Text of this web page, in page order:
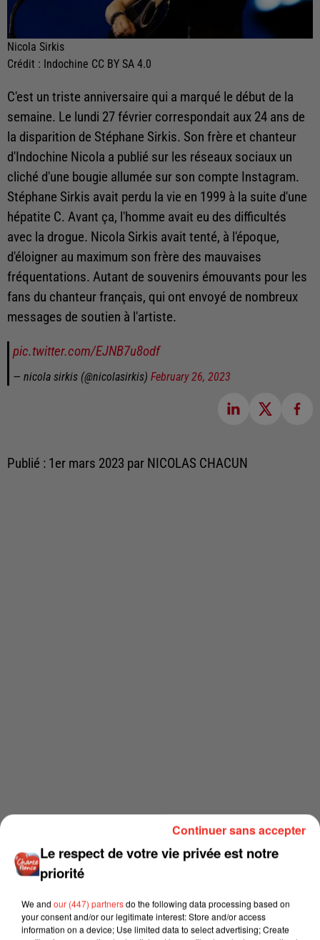
Nicola Sirkis
Crédit : Indochine CC BY SA 4.0
C'est un triste anniversaire qui a marqué le début de la
semaine. Le lundi 27 février correspondait aux 24 ans de
la disparition de Stéphane Sirkis. Son frère et chanteur
d'Indochine Nicola a publié sur les réseaux sociaux un
cliché d'une bougie allumée sur son compte Instagram.
Stéphane Sirkis avait perdu la vie en 1999 à la suite d'une
hépatite C. Avant ça, l'homme avait eu des difficultés
avec la drogue. Nicola Sirkis avait tenté, à l'époque,
d'éloigner au maximum son frère des mauvaises
fréquentations. Autant de souvenirs émouvants pour les
fans du chanteur français, qui ont envoyé de nombreux
messages de soutien à l'artiste.
pic.twitter.com/EJNB7u8odf
— nicola sirkis (@nicolasirkis) February 26, 2023
Publié : 1er mars 2023 par NICOLAS CHACUN
Le respect de votre vie privée est notre
priorité
We and our (447) partnersdo the following data processing based on
your consent and/or our legitimate interest: Store and/or access
information on a device; Use limited data to select advertising; Create
Continuer sans accepter